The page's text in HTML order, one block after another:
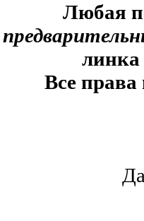
Любая
линка
Все